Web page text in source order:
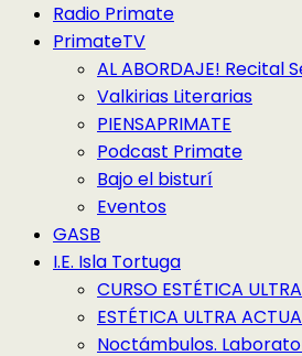
Radio Primate
PrimateTV
AL ABORDAJE! Recital
Valkirias Literarias
PIENSAPRIMATE
Podcast Primate
Bajo el bisturí
Eventos
GASB
I.E. Isla Tortuga
CURSO ESTÉTICA
ESTÉTICA ULTRA
Noctámbulos.